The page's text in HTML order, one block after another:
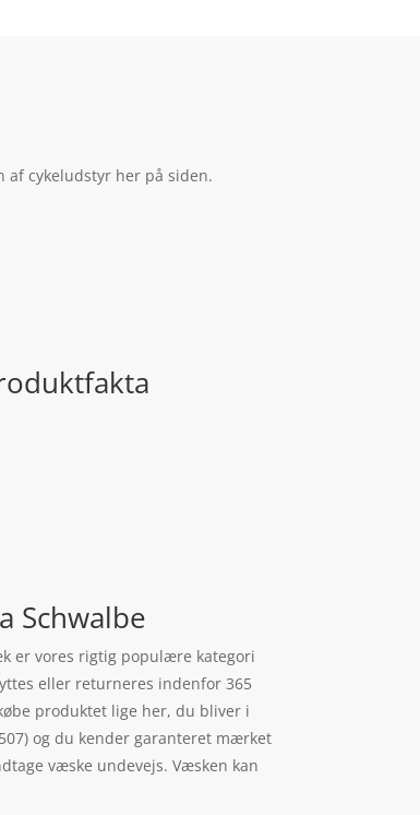
af cykeludstyr her på siden.
Schwalbe
er vores rigtig populære kategori
eller returneres indenfor 365
produktet lige her, du bliver i
og du kender garanteret mærket
væske undevejs. Væsken kan